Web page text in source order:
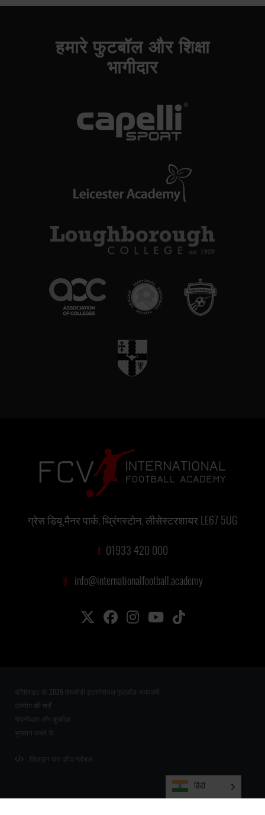
हमारे फुटबॉल और शिक्षा
भागीदार
ग्रेस डियू मैनर पार्क, थ्रिंगस्टोन, लीसेस्टरशायर LE67 5UG
t 01933 420 000
ई info@internationalfootball.academy
कॉपीराइट © 2026 एफसीवी इंटरनेशनल फुटबॉल अकादमी
उपयोग की शर्तें
गोपनीयता और कुकीज़
भुगतान करने के
डिज़ाइन बाय कोड ग्लोबल
हिंदी